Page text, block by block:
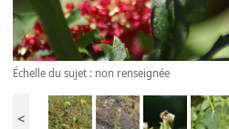
Échelle du sujet : non renseignée
<